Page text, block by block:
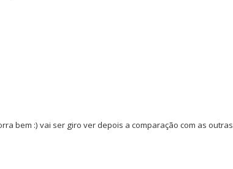
bem :) vai ser giro ver depois a comparação com as outras